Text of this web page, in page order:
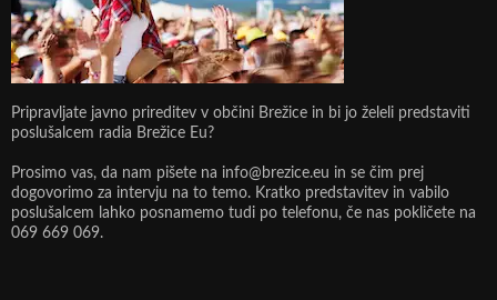
Pripravljate javno prireditev v občini Brežice in bi jo želeli predstaviti
poslušalcem radia Brežice Eu?
Prosimo vas, da nam pišete na info@brezice.eu in se čim prej
dogovorimo za intervju na to temo. Kratko predstavitev in vabilo
poslušalcem lahko posnamemo tudi po telefonu, če nas pokličete na
069 669 069.